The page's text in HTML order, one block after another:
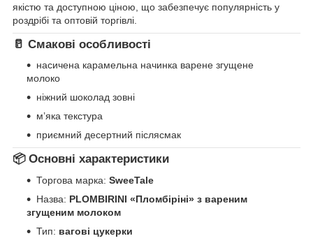
якістю та доступною ціною, що забезпечує популярність у
роздрібі та оптовій торгівлі.
🥛 Смакові особливості
насичена карамельна начинка варене згущене
молоко
ніжний шоколад зовні
м’яка текстура
приємний десертний післясмак
📦 Основні характеристики
Торгова марка: SweeTale
Назва: PLOMBIRINI «Пломбіріні» з вареним
згущеним молоком
Тип: вагові цукерки